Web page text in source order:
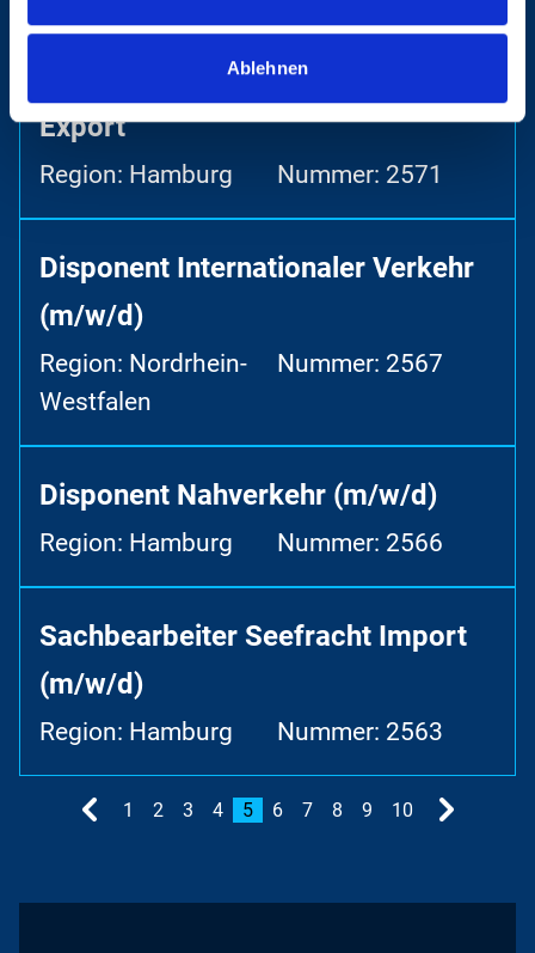
Ablehnen
Teamleiter (m/w/d) Luftfracht
Export
Region: Hamburg Nummer: 2571
Disponent Internationaler Verkehr
(m/w/d)
Region: Nordrhein-
Westfalen
Nummer: 2567
Disponent Nahverkehr (m/w/d)
Region: Hamburg Nummer: 2566
Sachbearbeiter Seefracht Import
(m/w/d)
Region: Hamburg Nummer: 2563
1 2 3 4 5 6 7 8 9 10